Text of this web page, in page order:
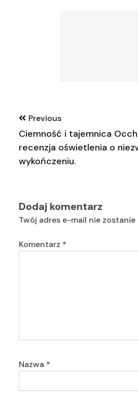
Nawigacja
wpisu
Previous
Ciemność i tajemnica
recenzja oświetlenia o
wykończeniu.
Dodaj komentarz
Twój adres e-mail nie
Komentarz *
Nazwa *